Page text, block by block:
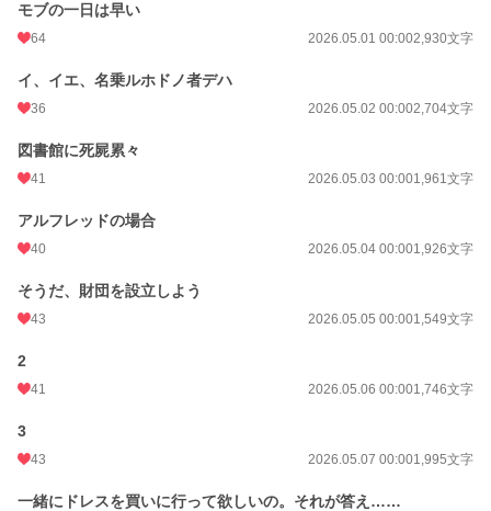
文字数 31,944
初回公開日時
月間ポイント
年間ポイント 15,617 pt (23,685 位)
累計ポイント
モブの一日は早い
64 2026.05.01 00:002,930文字
イ、イエ、名乗ルホドノ者デハ
36 2026.05.02 00:002,704文字
図書館に死屍累々
41 2026.05.03 00:001,961文字
アルフレッドの場合
40 2026.05.04 00:001,926文字
そうだ、財団を設立しよう
43 2026.05.05 00:001,549文字
2
41 2026.05.06 00:001,746文字
3
43 2026.05.07 00:001,995文字
一緒にドレスを買いに行って欲しいの。それが答え……